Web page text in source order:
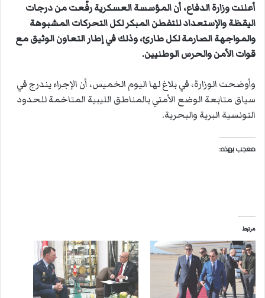
ن
ي
ا
أعلنت وزارة الدفاع، أن المؤسسة العسكرية رفّعت من درجات
اليقظة والإستعداد للتفطن المبكر لكل التحركات المشبوهة
والمواجهة الصارمة لكل طارئ، وذلك في إطار التعاون الوثيق مع
قوات الأمن والحرس الوطنيين.
وأوضحت الوزارة، في بلاغ لها اليوم الخميس، أن الإجراء يندرج في
سياق متابعة الوضع الأمني بالمناطق الليبية المتاخمة للحدود
التونسية البرية والبحرية.
معجب بهذه:
مرتبط